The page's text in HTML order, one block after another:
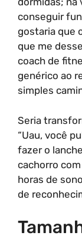
conseguir
gostaria que
que me
coach de
genérico ao
simples
Seria
“Uau, você
fazer o
cachorro
horas de
de